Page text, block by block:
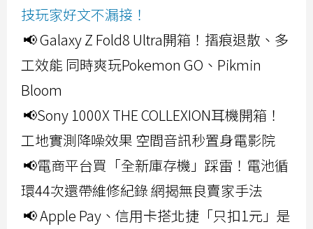
技玩家好文不漏接！
📢 Galaxy Z Fold8 Ultra開箱！摺痕退散、多
工效能 同時爽玩Pokemon GO、Pikmin
Bloom
📢Sony 1000X THE COLLEXION耳機開箱！
工地實測降噪效果 空間音訊秒置身電影院
📢電商平台買「全新庫存機」踩雷！電池循
環44次還帶維修紀錄 網揭無良賣家手法
📢 Apple Pay、信用卡搭北捷「只扣1元」是